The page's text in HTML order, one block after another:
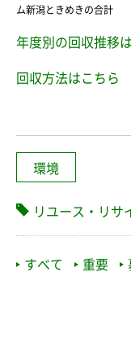
ム新潟ときめきの合計
年度別の回収推移
回収方法はこちら
環境
リユース・リサ
すべて 重要